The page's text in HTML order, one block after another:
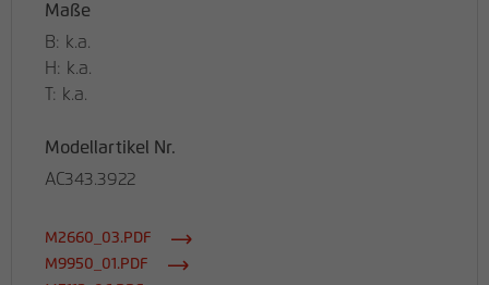
Maße
B: k.a.
H: k.a.
T: k.a.
Modellartikel Nr.
AC343.3922
M2660_03.PDF
M9950_01.PDF